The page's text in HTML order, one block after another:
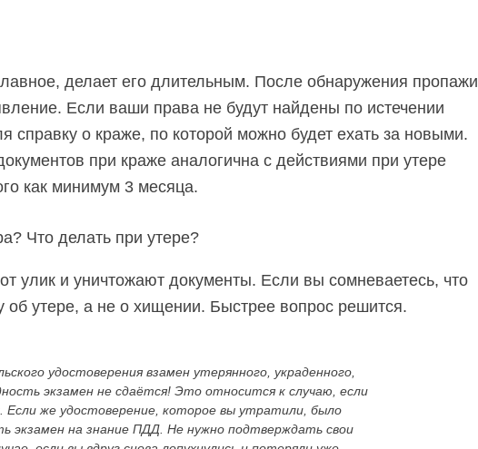
делает его длительным. После обнаружения пропажи
Если ваши права не будут найдены по истечении
справку о краже, по которой можно будет ехать за новыми.
при краже аналогична с действиями при утере
как минимум 3 месяца.
улик и уничтожают документы. Если вы сомневаетесь, что
об утере, а не о хищении. Быстрее вопрос решится.
удостоверения взамен утерянного, украденного,
экзамен не сдаётся! Это относится к случаю, если
Если же удостоверение, которое вы утратили, было
экзамен на знание ПДД. Не нужно подтверждать свои